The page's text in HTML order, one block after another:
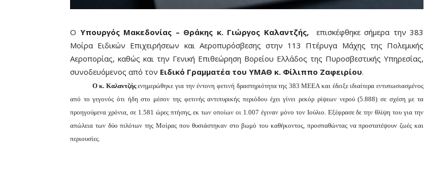
O Υπουργός Μακεδονίας – Θράκης κ. Γιώργος Καλαντζής,
επισκέφθηκε σήμερα την 383
Μοίρα Ειδικών Επιχειρήσεων και Αεροπυρόσβεσης στην 113 Πτέρυγα Μάχης της Πολεμικής
Αεροπορίας, καθώς και την Γενική Επιθεώρηση Βορείου Ελλάδος της Πυροσβεστικής Υπηρεσίας,
συνοδευόμενος από τον Ειδικό Γραμματέα του ΥΜΑΘ κ. Φίλιππο Ζαφειρίου.
Ο κ. Καλαντζήςενημερώθηκε για την έντονη φετινή δραστηριότητα της 383 ΜΕΕΑ και έδειξε ιδιαίτερα εντυπωσιασμένος
από το γεγονός ότι ήδη στο μέσον της φετινής αντιπυρικής περιόδου έχει γίνει ρεκόρ ρίψεων νερού (5.888) σε σχέση με τα
προηγούμενα χρόνια, σε 1.581 ώρες πτήσης, εκ των οποίων οι 1.007 έγιναν μόνο τον Ιούλιο. Εξέφρασε δε την θλίψη του για την
απώλεια των δύο πιλότων της Μοίρας που θυσιάστηκαν στο βωμό του καθήκοντος, προσπαθώντας να προστατέψουν ζωές και
περιουσίες.